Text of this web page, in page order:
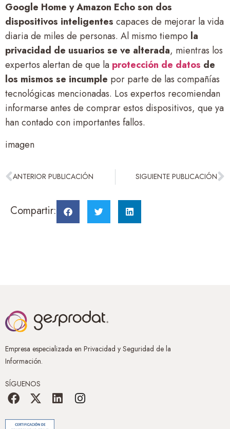
Google Home y Amazon Echo son dos
dispositivos inteligentes capaces de mejorar la vida
diaria de miles de personas. Al mismo tiempo la
privacidad de usuarios se ve alterada, mientras los
expertos alertan de que la protección de datos de
los mismos se incumple por parte de las compañías
tecnológicas mencionadas. Los expertos recomiendan
informarse antes de comprar estos dispositivos, que ya
han contado con importantes fallos.
imagen
ANTERIOR PUBLICACIÓN SIGUIENTE PUBLICACIÓN
Compartir:
Empresa especializada en Privacidad y Seguridad de la
Información.
SÍGUENOS